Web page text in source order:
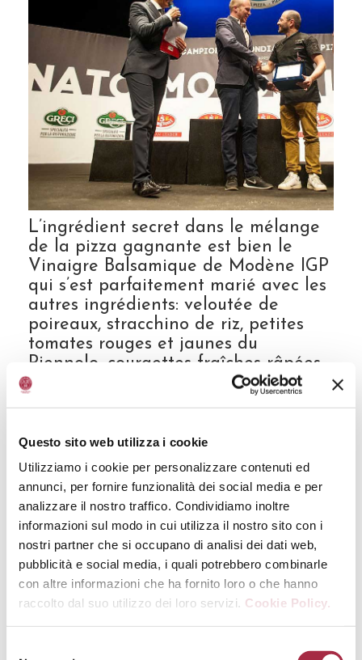
Questo sito web utilizza i cookie
Utilizziamo i cookie per personalizzare contenuti ed
annunci, per fornire funzionalità dei social media e per
analizzare il nostro traffico. Condividiamo inoltre
informazioni sul modo in cui utilizza il nostro sito con i
nostri partner che si occupano di analisi dei dati web,
pubblicità e social media, i quali potrebbero combinarle
con altre informazioni che ha fornito loro o che hanno
raccolto dal suo utilizzo dei loro servizi. Cookie Policy.
L’ingrédient secret dans le mélange
de la pizza gagnante est bien le
Vinaigre Balsamique de Modène IGP
qui s’est parfaitement marié avec les
autres ingrédients: veloutée de
poireaux, stracchino de riz, petites
tomates rouges et jaunes du
Piennolo, courgettes fraîches râpées,
glaçage au Vinaigre Balsamique de
la section pizza sans gluten – avec la
même recette – le deuxième dans le
triathlon avec trois spécialités de
cuisson, le troisième dans la section
pizza au mètre et il a obtenu la
victoire dans la section par équipes
« Mani in pasta », dont fait partie –
entre autres – même le gagnant de
l’édition 2015 du même Prix Gianni di
originale où l’or noir était une partie